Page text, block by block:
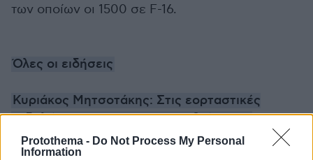
Protothema - Do Not Process My Personal
Information
των οποίων οι 1500 σε F-16.
Όλες οι ειδήσεις
Κυριάκος Μητσοτάκης: Στις εορταστικές
εκδηλώσεις για την 28η Οκτωβρίου στο
Περιστέρι